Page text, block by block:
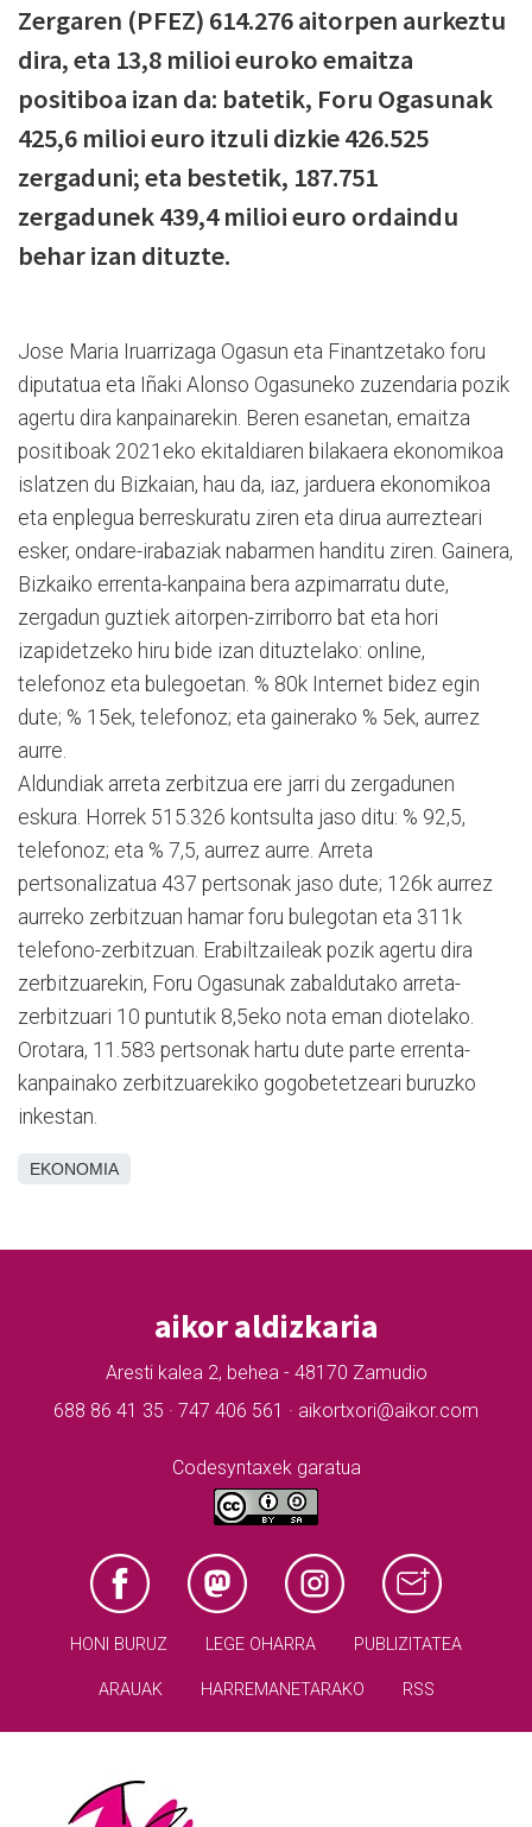
Zergaren (PFEZ) 614.276 aitorpen aurkeztu
dira, eta 13,8 milioi euroko emaitza
positiboa izan da: batetik, Foru Ogasunak
425,6 milioi euro itzuli dizkie 426.525
zergaduni; eta bestetik, 187.751
zergadunek 439,4 milioi euro ordaindu
behar izan dituzte.
Jose Maria Iruarrizaga Ogasun eta Finantzetako foru
diputatua eta Iñaki Alonso Ogasuneko zuzendaria pozik
agertu dira kanpainarekin. Beren esanetan, emaitza
positiboak 2021eko ekitaldiaren bilakaera ekonomikoa
islatzen du Bizkaian, hau da, iaz, jarduera ekonomikoa
eta enplegua berreskuratu ziren eta dirua aurrezteari
esker, ondare-irabaziak nabarmen handitu ziren. Gainera,
Bizkaiko errenta-kanpaina bera azpimarratu dute,
zergadun guztiek aitorpen-zirriborro bat eta hori
izapidetzeko hiru bide izan dituztelako: online,
telefonoz eta bulegoetan. % 80k Internet bidez egin
dute; % 15ek, telefonoz; eta gainerako % 5ek, aurrez
aurre.
Aldundiak arreta zerbitzua ere jarri du zergadunen
eskura. Horrek 515.326 kontsulta jaso ditu: % 92,5,
telefonoz; eta % 7,5, aurrez aurre. Arreta
pertsonalizatua 437 pertsonak jaso dute; 126k aurrez
aurreko zerbitzuan hamar foru bulegotan eta 311k
telefono-zerbitzuan. Erabiltzaileak pozik agertu dira
zerbitzuarekin, Foru Ogasunak zabaldutako arreta-
zerbitzuari 10 puntutik 8,5eko nota eman diotelako.
Orotara, 11.583 pertsonak hartu dute parte errenta-
kanpainako zerbitzuarekiko gogobetetzeari buruzko
inkestan.
EKONOMIA
aikor aldizkaria
Aresti kalea 2, behea - 48170 Zamudio
688 86 41 35 · 747 406 561 · aikortxori@aikor.com
Codesyntaxek garatua
HONI BURUZ LEGE OHARRA PUBLIZITATEA
ARAUAK HARREMANETARAKO RSS